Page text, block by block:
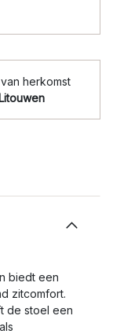
herkomst
Litouwen
biedt een
zitcomfort.
de stoel een